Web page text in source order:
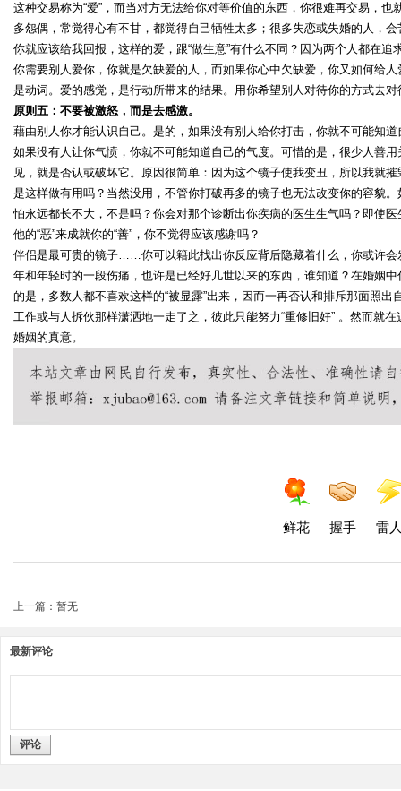
这种交易称为“爱”，而当对方无法给你对等价值的东西，你很难再交易，
多怨偶，常觉得心有不甘，都觉得自己牺牲太多；很多失恋或失婚的人，
你就应该给我回报，这样的爱，跟“做生意”有什么不同？因为两个人都在
你需要别人爱你，你就是欠缺爱的人，而如果你心中欠缺爱，你又如何给
是动词。爱的感觉，是行动所带来的结果。用你希望别人对待你的方式去
原则五：不要被激怒，而是去感激。
藉由别人你才能认识自己。是的，如果没有别人给你打击，你就不可能知
如果没有人让你气愤，你就不可能知道自己的气度。可惜的是，很少人善
见，就是否认或破坏它。原因很简单：因为这个镜子使我变丑，所以我
是这样做有用吗？当然没用，不管你打破再多的镜子也无法改变你的容貌
怕永远都长不大，不是吗？你会对那个诊断出你疾病的医生生气吗？即使
他的“恶”来成就你的“善”，你不觉得应该感谢吗？
伴侣是最可贵的镜子……你可以籍此找出你反应背后隐藏着什么，你或许
年和年轻时的一段伤痛，也许是已经好几世以来的东西，谁知道？在婚姻
的是，多数人都不喜欢这样的“被显露”出来，因而一再否认和排斥那面照
工作或与人拆伙那样潇洒地一走了之，彼此只能努力“重修旧好” 。然而就
婚姻的真意。
鲜花 握手 雷
上一篇：暂无
最新评论
评论